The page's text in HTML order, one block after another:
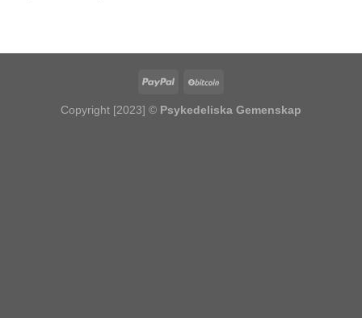
Copyright [2023] © Psykedeliska Gemenskap